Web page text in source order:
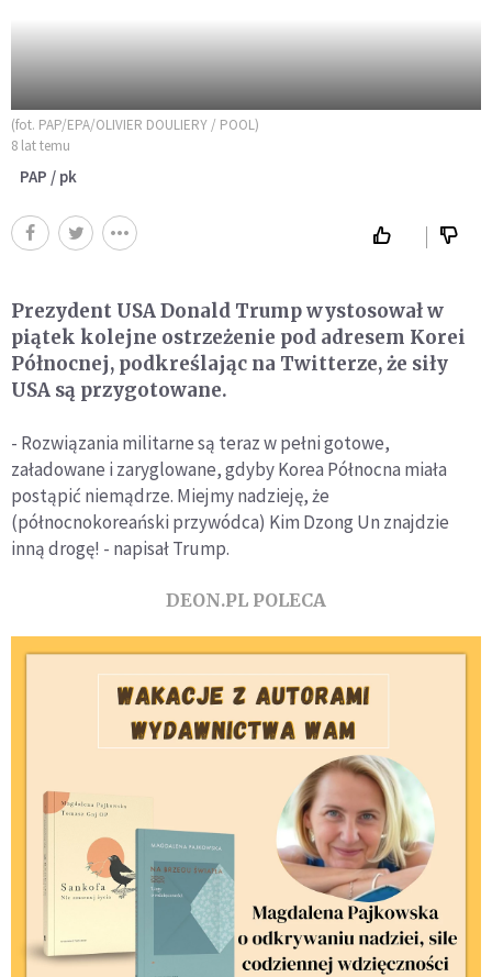
(fot. PAP/EPA/OLIVIER DOULIERY / POOL)
8 lat temu
PAP / pk
Prezydent USA Donald Trump wystosował w
piątek kolejne ostrzeżenie pod adresem Korei
Północnej, podkreślając na Twitterze, że siły
USA są przygotowane.
- Rozwiązania militarne są teraz w pełni gotowe,
załadowane i zaryglowane, gdyby Korea Północna miała
postąpić niemądrze. Miejmy nadzieję, że
(północnokoreański przywódca) Kim Dzong Un znajdzie
inną drogę! - napisał Trump.
DEON.PL POLECA